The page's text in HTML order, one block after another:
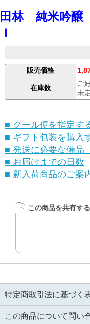
田林 純米吟
ｌ
販売価格
在庫数
ご
未
■ クール便を指定す
■ ギフト包装を購入
■ 発送に必要な備品
■ お届けまでの日数
■ 新入荷商品のご案
この商品を共有する
特定商取引法に基づく
この商品について問い